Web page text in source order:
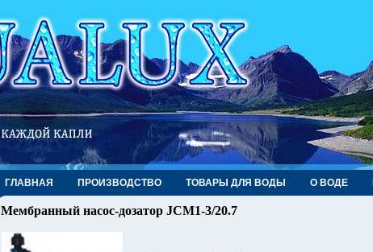
ГЛАВНАЯ ПРОИЗВОДСТВО ТОВАРЫ ДЛЯ ВОДЫ О ВОДЕ
Мембранный насос-дозатор JCM1-3/20.7